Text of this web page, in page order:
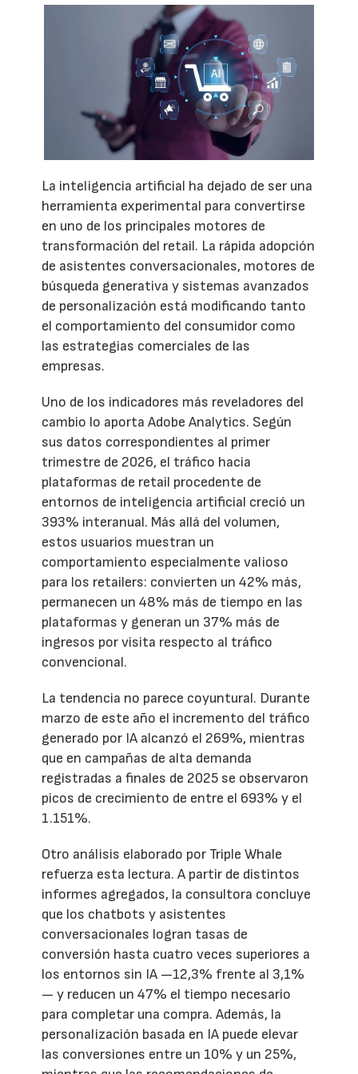
La inteligencia artificial ha dejado de ser una
herramienta experimental para convertirse
en uno de los principales motores de
transformación del retail. La rápida adopción
de asistentes conversacionales, motores de
búsqueda generativa y sistemas avanzados
de personalización está modificando tanto
el comportamiento del consumidor como
las estrategias comerciales de las
empresas.
Uno de los indicadores más reveladores del
cambio lo aporta Adobe Analytics. Según
sus datos correspondientes al primer
trimestre de 2026, el tráfico hacia
plataformas de retail procedente de
entornos de inteligencia artificial creció un
393% interanual. Más allá del volumen,
estos usuarios muestran un
comportamiento especialmente valioso
para los retailers: convierten un 42% más,
permanecen un 48% más de tiempo en las
plataformas y generan un 37% más de
ingresos por visita respecto al tráfico
convencional.
La tendencia no parece coyuntural. Durante
marzo de este año el incremento del tráfico
generado por IA alcanzó el 269%, mientras
que en campañas de alta demanda
registradas a finales de 2025 se observaron
picos de crecimiento de entre el 693% y el
1.151%.
Otro análisis elaborado por Triple Whale
refuerza esta lectura. A partir de distintos
informes agregados, la consultora concluye
que los chatbots y asistentes
conversacionales logran tasas de
conversión hasta cuatro veces superiores a
los entornos sin IA —12,3% frente al 3,1%
— y reducen un 47% el tiempo necesario
para completar una compra. Además, la
personalización basada en IA puede elevar
las conversiones entre un 10% y un 25%,